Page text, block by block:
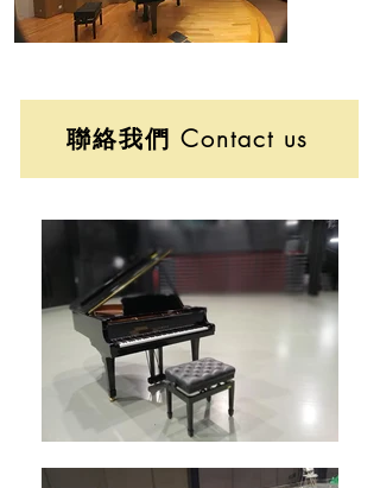
聯絡我們 Contact us